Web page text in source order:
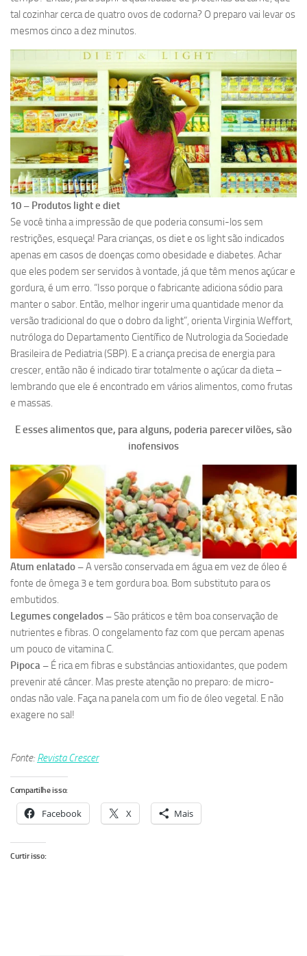
tal cozinhar cerca de quatro ovos de codorna? O preparo vai levar os
mesmos cinco a dez minutos.
10 – Produtos light e diet
Se você tinha a impressão de que poderia consumi-los sem
restrições, esqueça! Para crianças, os diet e os light são indicados
apenas em casos de doenças como obesidade e diabetes. Achar
que eles podem ser servidos à vontade, já que têm menos açúcar e
gordura, é um erro. “Isso porque o fabricante adiciona sódio para
manter o sabor. Então, melhor ingerir uma quantidade menor da
versão tradicional do que o dobro da light”, orienta Virginia Weffort,
nutróloga do Departamento Científico de Nutrologia da Sociedade
Brasileira de Pediatria (SBP). E a criança precisa de energia para
crescer, então não é indicado tirar totalmente o açúcar da dieta –
lembrando que ele é encontrado em vários alimentos, como frutas
e massas.
E esses alimentos que, para alguns, poderia parecer vilões, são
inofensivos
Atum enlatado –A versão conservada em água em vez de óleo é
fonte de ômega 3 e tem gordura boa. Bom substituto para os
embutidos.
Legumes congelados –São práticos e têm boa conservação de
nutrientes e fibras. O congelamento faz com que percam apenas
um pouco de vitamina C.
Pipoca – É rica em fibras e substâncias antioxidantes, que podem
prevenir até câncer. Mas preste atenção no preparo: de micro-
ondas não vale. Faça na panela com um fio de óleo vegetal. E não
exagere no sal!
Fonte: Revista Crescer
Compartilhe isso:
Facebook X Mais
Curtir isso: